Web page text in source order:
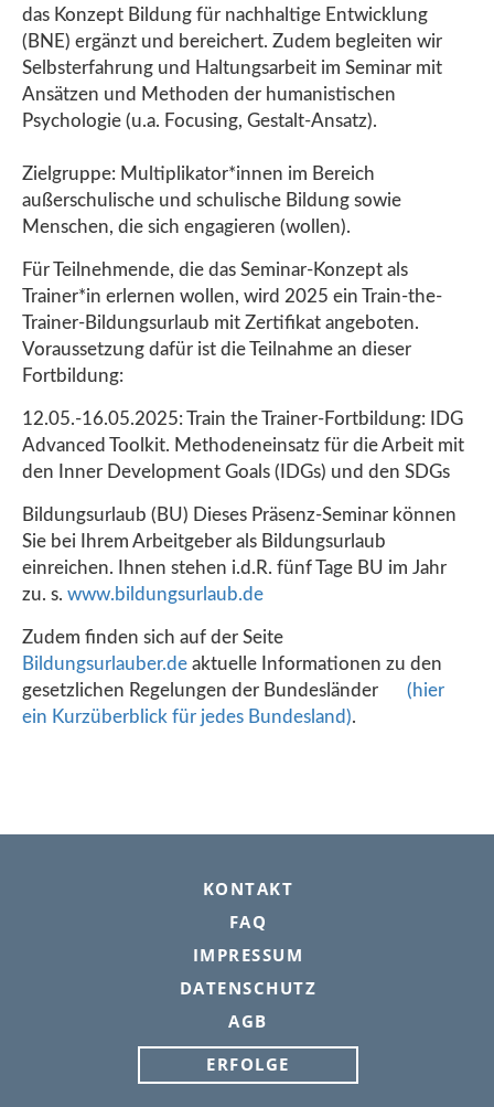
das Konzept Bildung für nachhaltige Entwicklung
(BNE) ergänzt und bereichert. Zudem begleiten wir
Selbsterfahrung und Haltungsarbeit im Seminar mit
Ansätzen und Methoden der humanistischen
Psychologie (u.a. Focusing, Gestalt-Ansatz).
Zielgruppe: Multiplikator*innen im Bereich
außerschulische und schulische Bildung sowie
Menschen, die sich engagieren (wollen).
Für Teilnehmende, die das Seminar-Konzept als
Trainer*in erlernen wollen, wird 2025 ein Train-the-
Trainer-Bildungsurlaub mit Zertifikat angeboten.
Voraussetzung dafür ist die Teilnahme an dieser
Fortbildung:
12.05.-16.05.2025: Train the Trainer-Fortbildung: IDG
Advanced Toolkit. Methodeneinsatz für die Arbeit mit
den Inner Development Goals (IDGs) und den SDGs
Bildungsurlaub (BU) Dieses Präsenz-Seminar können
Sie bei Ihrem Arbeitgeber als Bildungsurlaub
einreichen. Ihnen stehen i.d.R. fünf Tage BU im Jahr
zu. s. www.bildungsurlaub.de
Zudem finden sich auf der Seite
Bildungsurlauber.de aktuelle Informationen zu den
gesetzlichen Regelungen der Bundesländer
(hier
ein Kurzüberblick für jedes Bundesland).
KONTAKT
FAQ
IMPRESSUM
DATENSCHUTZ
AGB
ERFOLGE